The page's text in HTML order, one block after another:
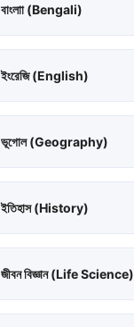
বাংলাা (Bengali)
ইংরেজি (English)
ভূগোল (Geography)
ইতিহাস (History)
জীবন বিজ্ঞান (Life Science)